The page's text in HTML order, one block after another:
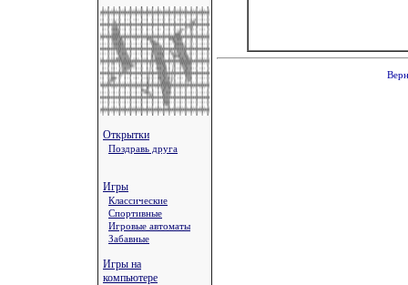
Открытки
Поздравь друга
Игры
Классические
Спортивные
Игровые автоматы
Забавные
Игры на
компьютере